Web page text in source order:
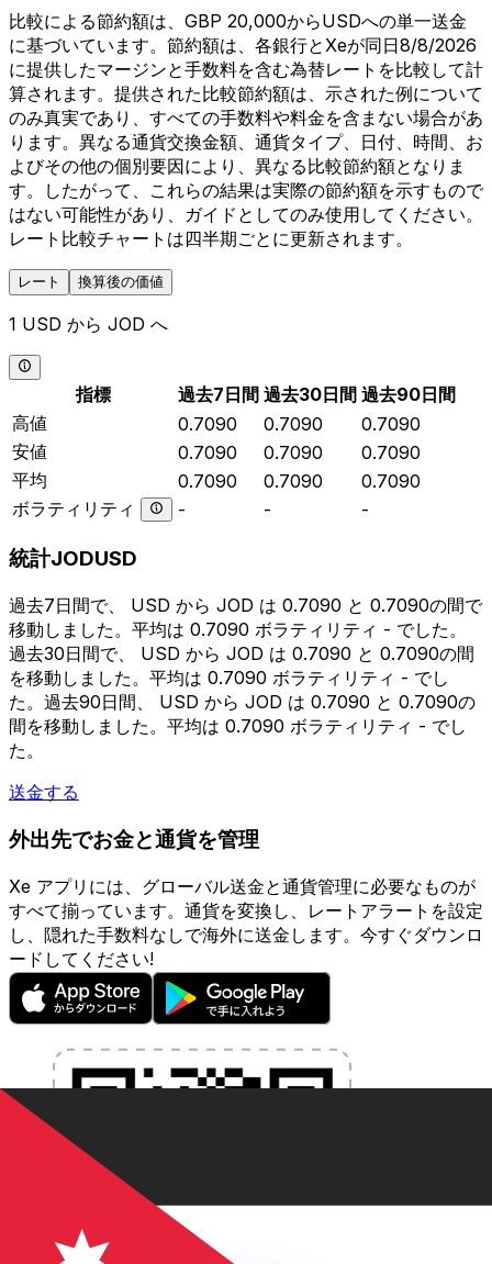
比較による節約額は、GBP 20,000からUSDへの単一送金
に基づいています。節約額は、各銀行とXeが同日8/8/2026
に提供したマージンと手数料を含む為替レートを比較して計
算されます。提供された比較節約額は、示された例について
のみ真実であり、すべての手数料や料金を含まない場合があ
ります。異なる通貨交換金額、通貨タイプ、日付、時間、お
よびその他の個別要因により、異なる比較節約額となりま
す。したがって、これらの結果は実際の節約額を示すもので
はない可能性があり、ガイドとしてのみ使用してください。
レート比較チャートは四半期ごとに更新されます。
レート 換算後の価値
1 USD から JOD へ
指標 過去7日間 過去30日間 過去90日間
高値
0.7090 0.7090
0.7090
安値
0.7090 0.7090
0.7090
平均
0.7090 0.7090
0.7090
ボラティリティ
- - -
統計JODUSD
過去7日間で、 USD から JOD は 0.7090 と 0.7090の間で
移動しました。平均は 0.7090 ボラティリティ - でした。
過去30日間で、 USD から JOD は 0.7090 と 0.7090の間
を移動しました。平均は 0.7090 ボラティリティ - でし
た。過去90日間、 USD から JOD は 0.7090 と 0.7090の
間を移動しました。平均は 0.7090 ボラティリティ - でし
た。
送金する
外出先でお金と通貨を管理
Xe アプリには、グローバル送金と通貨管理に必要なものが
すべて揃っています。通貨を変換し、レートアラートを設定
し、隠れた手数料なしで海外に送金します。今すぐダウンロ
ードしてください!